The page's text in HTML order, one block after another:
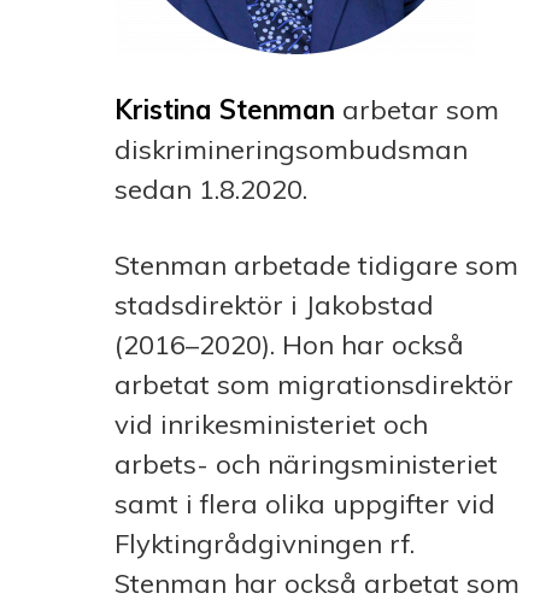
Kristina Stenman arbetar som
diskrimineringsombudsman
sedan 1.8.2020.
Stenman arbetade tidigare som
stadsdirektör i Jakobstad
(2016–2020). Hon har också
arbetat som migrationsdirektör
vid inrikesministeriet och
arbets- och näringsministeriet
samt i flera olika uppgifter vid
Flyktingrådgivningen rf.
Stenman har också arbetat som